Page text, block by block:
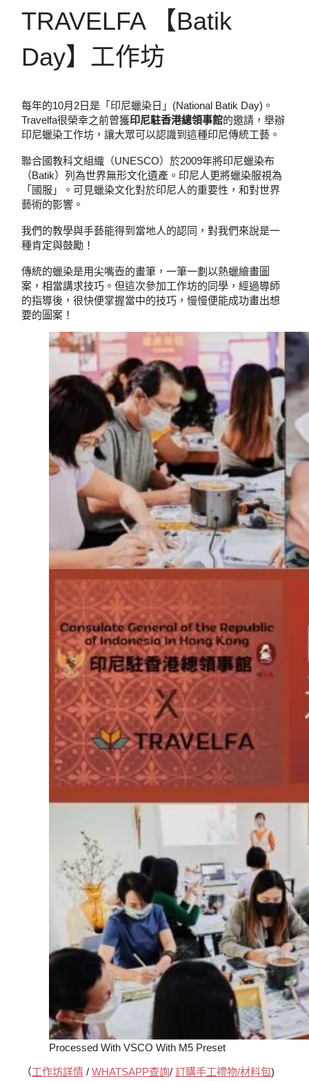
TRAVELFA 【Batik
Day】工作坊
每年的10月2日是「印尼蠟染日」(National Batik Day)。
Travelfa很榮幸之前曾獲印尼駐香港總領事館的邀請，舉辦
印尼蠟染工作坊，讓大眾可以認識到這種印尼傳統工藝。
聯合國教科文組織（UNESCO）於2009年將印尼蠟染布
（Batik）列為世界無形文化遺產。印尼人更將蠟染服視為
「國服」。可見蠟染文化對於印尼人的重要性，和對世界
藝術的影響。
我們的教學與手藝能得到當地人的認同，對我們來說是一
種肯定與鼓勵！
傳統的蠟染是用尖嘴壺的畫筆，一筆一劃以熱蠟繪畫圖
案，相當講求技巧。但這次參加工作坊的同學，經過導師
的指導後，很快便掌握當中的技巧，慢慢便能成功畫出想
要的圖案！
Processed With VSCO With M5 Preset
（工作坊詳情 /WHATSAPP查詢/訂購手工禮物/材料包)